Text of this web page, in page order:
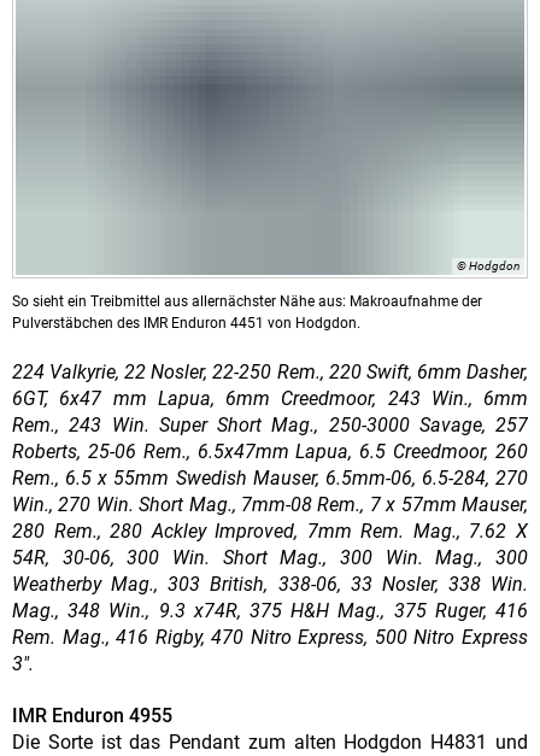
© Hodgdon
So sieht ein Treibmittel aus allernächster Nähe aus: Makroaufnahme der
Pulverstäbchen des IMR Enduron 4451 von Hodgdon.
224 Valkyrie, 22 Nosler, 22-250 Rem., 220 Swift, 6mm Dasher,
6GT, 6x47 mm Lapua, 6mm Creedmoor, 243 Win., 6mm
Rem., 243 Win. Super Short Mag., 250-3000 Savage, 257
Roberts, 25-06 Rem., 6.5x47mm Lapua, 6.5 Creedmoor, 260
Rem., 6.5 x 55mm Swedish Mauser, 6.5mm-06, 6.5-284, 270
Win., 270 Win. Short Mag., 7mm-08 Rem., 7 x 57mm Mauser,
280 Rem., 280 Ackley Improved, 7mm Rem. Mag., 7.62 X
54R, 30-06, 300 Win. Short Mag., 300 Win. Mag., 300
Weatherby Mag., 303 British, 338-06, 33 Nosler, 338 Win.
Mag., 348 Win., 9.3 x74R, 375 H&H Mag., 375 Ruger, 416
Rem. Mag., 416 Rigby, 470 Nitro Express, 500 Nitro Express
3".
IMR Enduron 4955
Die Sorte ist das Pendant zum alten Hodgdon H4831 und